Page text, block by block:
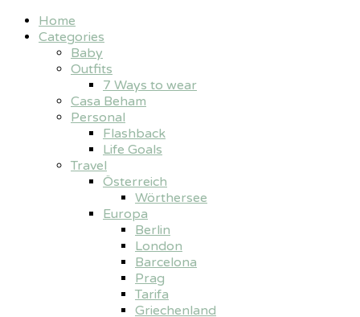
Home
Categories
Baby
Outfits
7 Ways to wear
Casa Beham
Personal
Flashback
Life Goals
Travel
Österreich
Wörthersee
Europa
Berlin
London
Barcelona
Prag
Tarifa
Griechenland